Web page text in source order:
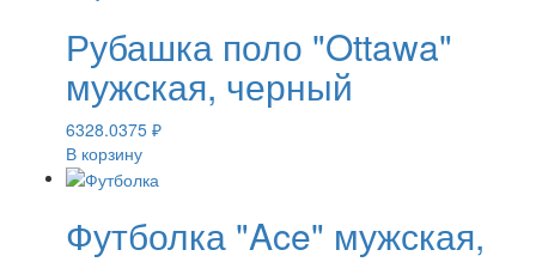
Рубашка поло "Ottawa"
мужская, черный
6328.0375 ₽
В корзину
Футболка "Ace" мужская,